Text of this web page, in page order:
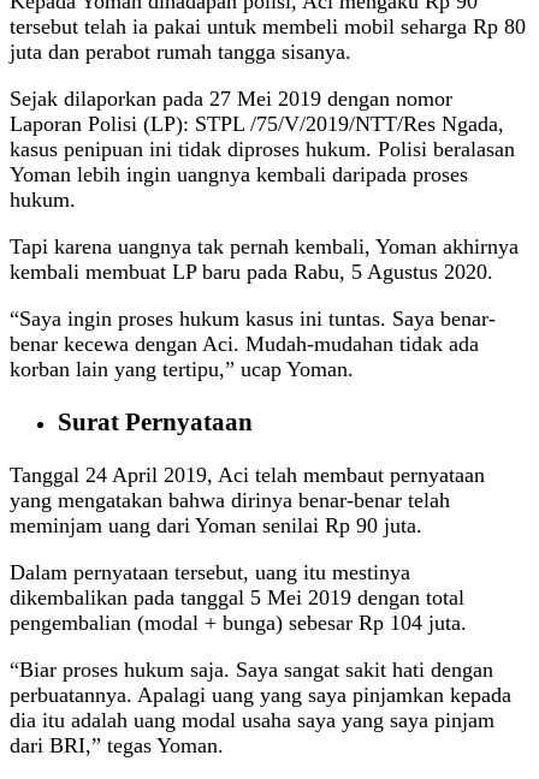
tersebut telah ia pakai untuk membeli mobil seharga Rp 80
juta dan perabot rumah tangga sisanya.
Sejak dilaporkan pada 27 Mei 2019 dengan nomor
Laporan Polisi (LP): STPL /75/V/2019/NTT/Res Ngada,
kasus penipuan ini tidak diproses hukum. Polisi beralasan
Yoman lebih ingin uangnya kembali daripada proses
hukum.
Tapi karena uangnya tak pernah kembali, Yoman akhirnya
kembali membuat LP baru pada Rabu, 5 Agustus 2020.
“Saya ingin proses hukum kasus ini tuntas. Saya benar-
benar kecewa dengan Aci. Mudah-mudahan tidak ada
korban lain yang tertipu,” ucap Yoman.
Surat Pernyataan
Tanggal 24 April 2019, Aci telah membaut pernyataan
yang mengatakan bahwa dirinya benar-benar telah
meminjam uang dari Yoman senilai Rp 90 juta.
Dalam pernyataan tersebut, uang itu mestinya
dikembalikan pada tanggal 5 Mei 2019 dengan total
pengembalian (modal + bunga) sebesar Rp 104 juta.
“Biar proses hukum saja. Saya sangat sakit hati dengan
perbuatannya. Apalagi uang yang saya pinjamkan kepada
dia itu adalah uang modal usaha saya yang saya pinjam
dari BRI,” tegas Yoman.